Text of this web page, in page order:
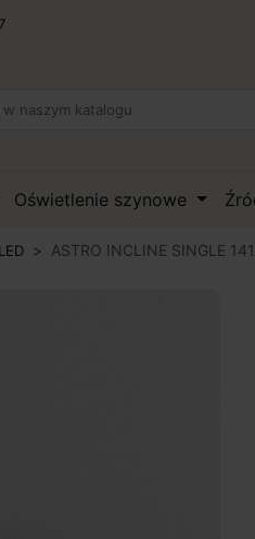
Oświetlenie szynowe
ASTRO INCLINE SINGLE